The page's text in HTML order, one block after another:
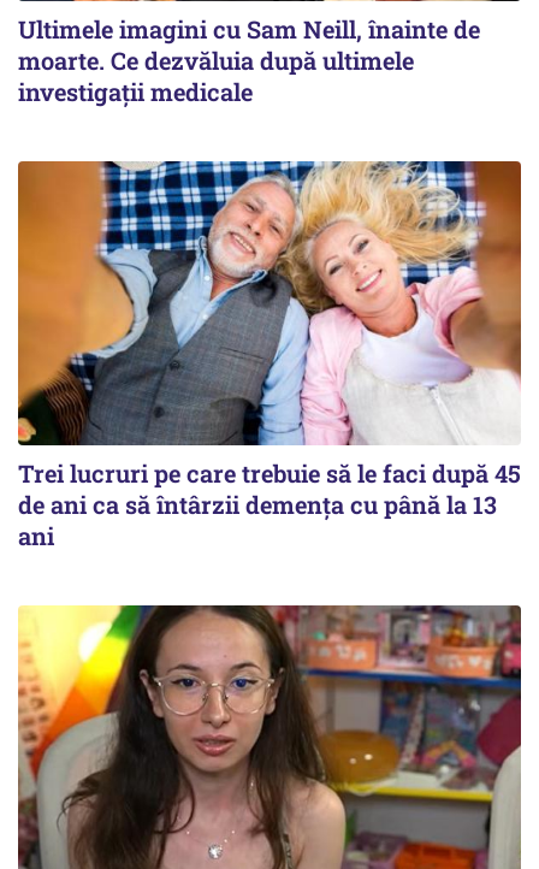
Ultimele imagini cu Sam Neill, înainte de
moarte. Ce dezvăluia după ultimele
investigații medicale
Trei lucruri pe care trebuie să le faci după 45
de ani ca să întârzii demența cu până la 13
ani